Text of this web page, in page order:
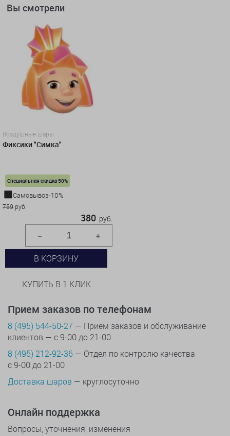
Вы смотрели
Воздушные шары
Фиксики "Симка"
Специальная скидка 50%
Самовывоз-10%
759 руб.
380 руб.
В КОРЗИНУ
КУПИТЬ В 1 КЛИК
Прием заказов по телефонам
8 (495) 544-50-27 — Прием заказов и обслуживание
клиентов — с 9-00 до 21-00
8 (495) 212-92-36 — Отдел по контролю качества
с 9-00 до 21-00
Доставка шаров — круглосуточно
Онлайн поддержка
Вопросы, уточнения, изменения